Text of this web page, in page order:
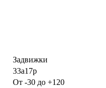
Задвижки
33а17р
От -30 до +120